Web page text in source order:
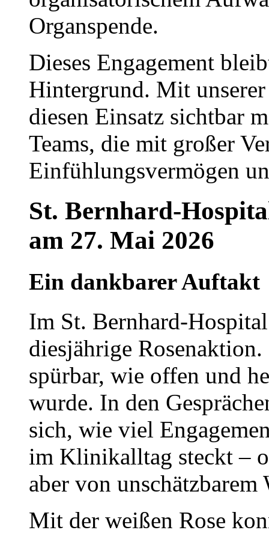
Organspende.
Dieses Engagement
Hintergrund. Mit
diesen Einsatz sichtbar
Teams, die mit großer
Einfühlungsvermögen
St. Bernhard-
am 27. Mai 2026
Ein dankbarer Auftakt
Im St. Bernhard-
diesjährige
spürbar, wie offen und
wurde. In den
sich, wie viel
im Klinikalltag steckt –
aber von unschätzbarem
Mit der weißen Rose